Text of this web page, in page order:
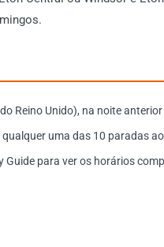
Reino Unido), na noite
uma das 10 paradas
Guide para ver os horários